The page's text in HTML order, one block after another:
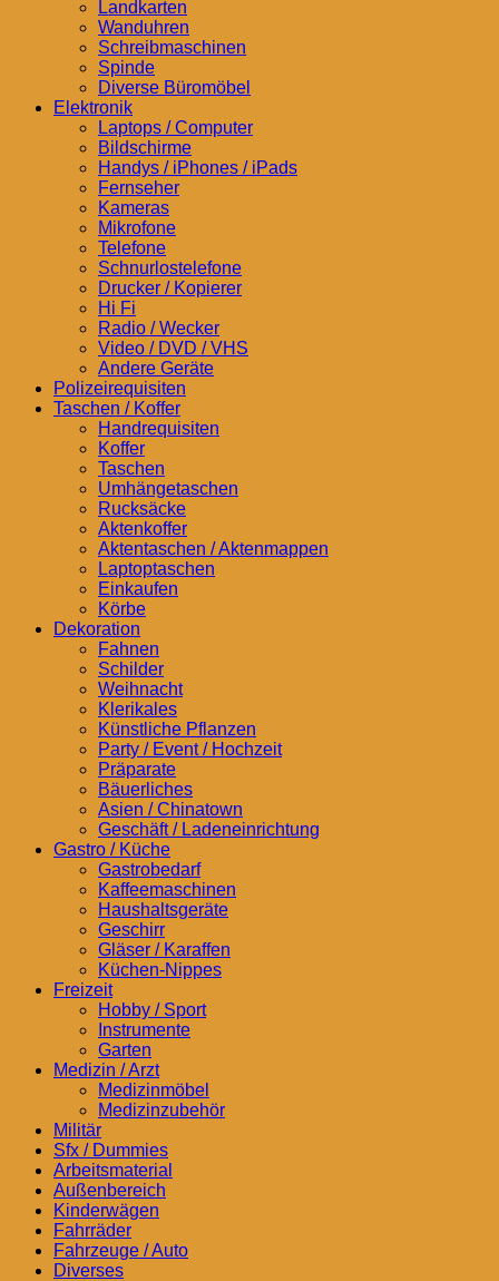
Landkarten
Wanduhren
Schreibmaschinen
Spinde
Diverse Büromöbel
Elektronik
Laptops / Computer
Bildschirme
Handys / iPhones / iPads
Fernseher
Kameras
Mikrofone
Telefone
Schnurlostelefone
Drucker / Kopierer
Hi Fi
Radio / Wecker
Video / DVD / VHS
Andere Geräte
Polizeirequisiten
Taschen / Koffer
Handrequisiten
Koffer
Taschen
Umhängetaschen
Rucksäcke
Aktenkoffer
Aktentaschen / Aktenmappen
Laptoptaschen
Einkaufen
Körbe
Dekoration
Fahnen
Schilder
Weihnacht
Klerikales
Künstliche Pflanzen
Party / Event / Hochzeit
Präparate
Bäuerliches
Asien / Chinatown
Geschäft / Ladeneinrichtung
Gastro / Küche
Gastrobedarf
Kaffeemaschinen
Haushaltsgeräte
Geschirr
Gläser / Karaffen
Küchen-Nippes
Freizeit
Hobby / Sport
Instrumente
Garten
Medizin / Arzt
Medizinmöbel
Medizinzubehör
Militär
Sfx / Dummies
Arbeitsmaterial
Außenbereich
Kinderwägen
Fahrräder
Fahrzeuge / Auto
Diverses